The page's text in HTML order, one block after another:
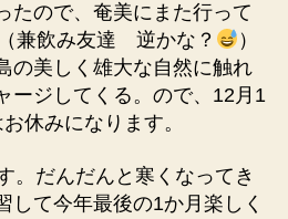
たので、奄美にまた行って
兼飲み友達 逆かな？
）
の美しく雄大な自然に触れ
ージしてくる。ので、12月1
休みになります。
。だんだんと寒くなってき
して今年最後の1か月楽しく